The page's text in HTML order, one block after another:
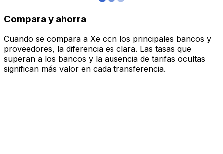
Compara y ahorra
Cuando se compara a Xe con los principales bancos y
proveedores, la diferencia es clara. Las tasas que
superan a los bancos y la ausencia de tarifas ocultas
significan más valor en cada transferencia.